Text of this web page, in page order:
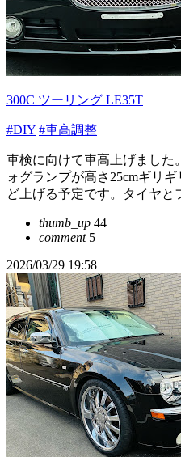
300C ツーリング LE35T
#DIY #車高調整
車検に向けて車高上げました
ォグランプが高さ25cmギリ
ど上げる予定です。タイヤと
thumb_up 44
comment5
2026/03/29 19:58